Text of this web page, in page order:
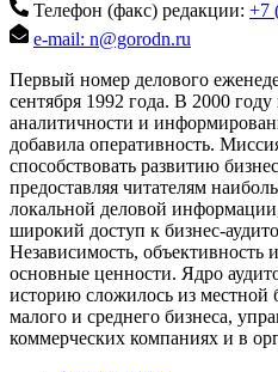
Телефон (факс) редакции: +7
e-mail: n@gorodn.ru
Первый номер делового
сентября 1992 года. В 2000
аналитичности и
добавила оперативность.
способствовать развитию
предоставляя читателям
локальной деловой
широкий доступ к бизнес-
Независимость, объективность
основные ценности. Ядро
историю сложилось из местной
малого и среднего бизнеса,
коммерческих компаниях и в